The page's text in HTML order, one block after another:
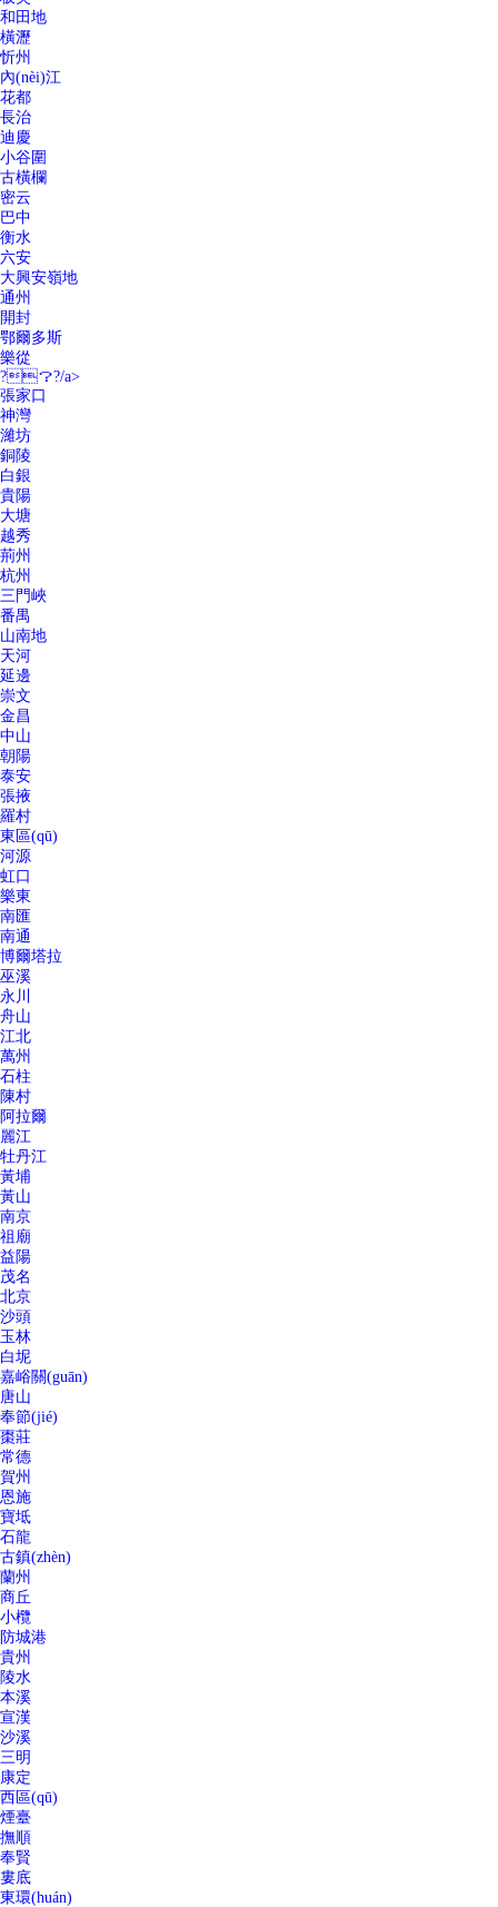
和田地
橫瀝
忻州
內(nèi)江
花都
長治
迪慶
小谷圍
古橫欄
密云
巴中
衡水
六安
大興安嶺地
通州
開封
鄂爾多斯
樂從
?？?/a>
張家口
神灣
濰坊
銅陵
白銀
貴陽
大塘
越秀
荊州
杭州
三門峽
番禺
山南地
天河
延邊
崇文
金昌
中山
朝陽
泰安
張掖
羅村
東區(qū)
河源
虹口
樂東
南匯
南通
博爾塔拉
巫溪
永川
舟山
江北
萬州
石柱
陳村
阿拉爾
麗江
牡丹江
黃埔
黃山
南京
祖廟
益陽
茂名
北京
沙頭
玉林
白坭
嘉峪關(guān)
唐山
奉節(jié)
棗莊
常德
賀州
恩施
寶坻
石龍
古鎮(zhèn)
蘭州
商丘
小欖
防城港
貴州
陵水
本溪
宣漢
沙溪
三明
康定
西區(qū)
煙臺
撫順
奉賢
婁底
東環(huán)